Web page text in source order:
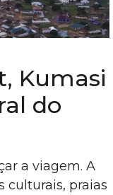
Kumasi
do
a viagem. A
culturais, praias